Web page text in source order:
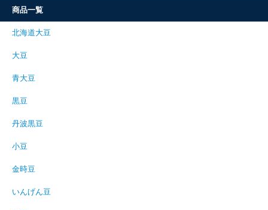
商品一覧
北海道大豆
大豆
青大豆
黒豆
丹波黒豆
小豆
金時豆
いんげん豆